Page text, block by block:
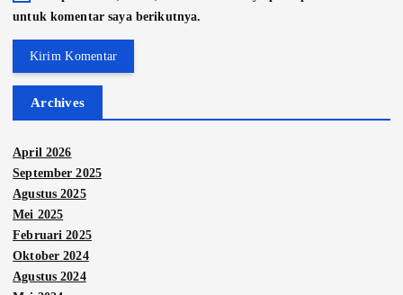
untuk komentar saya berikutnya.
Archives
April 2026
September 2025
Agustus 2025
Mei 2025
Februari 2025
Oktober 2024
Agustus 2024